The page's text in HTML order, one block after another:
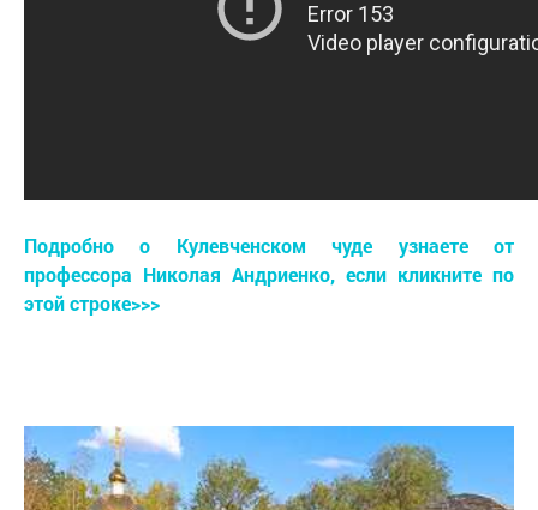
Подробно о Кулевченском чуде узнаете от
профессора Николая Андриенко, если кликните по
этой строке>>>